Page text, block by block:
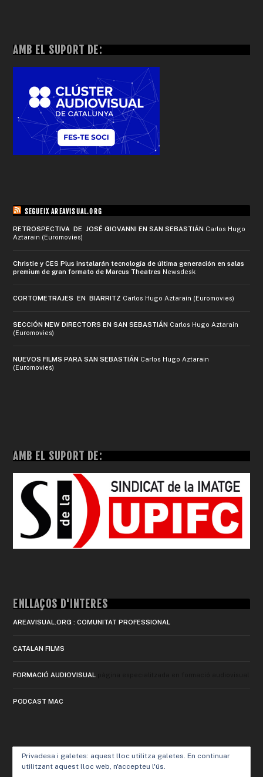
AMB EL SUPORT DE:
SEGUEIX AREAVISUAL.ORG
RETROSPECTIVA DE JOSÉ GIOVANNI EN SAN SEBASTIÁN Carlos Hugo
Aztarain (Euromovies)
Christie y CES Plus instalarán tecnología de última generación en salas
premium de gran formato de Marcus Theatres Newsdesk
CORTOMETRAJES EN BIARRITZ Carlos Hugo Aztarain (Euromovies)
SECCIÓN NEW DIRECTORS EN SAN SEBASTIÁN Carlos Hugo Aztarain
(Euromovies)
NUEVOS FILMS PARA SAN SEBASTIÁN Carlos Hugo Aztarain
(Euromovies)
AMB EL SUPORT DE:
ENLLAÇOS D'INTERÈS
AREAVISUAL.ORG : COMUNITAT PROFESSIONAL
CATALAN FILMS
FORMACIÓ AUDIOVISUAL
PODCAST MAC
Privadesa i galetes: aquest lloc utilitza galetes. En continuar
utilitzant aquest lloc web, n'accepteu l'ús.